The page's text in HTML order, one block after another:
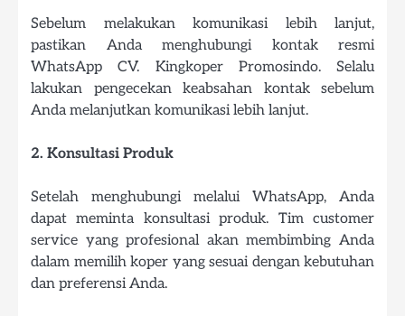
Sebelum melakukan komunikasi lebih lanjut,
pastikan Anda menghubungi kontak resmi
WhatsApp CV. Kingkoper Promosindo. Selalu
lakukan pengecekan keabsahan kontak sebelum
Anda melanjutkan komunikasi lebih lanjut.
2. Konsultasi Produk
Setelah menghubungi melalui WhatsApp, Anda
dapat meminta konsultasi produk. Tim customer
service yang profesional akan membimbing Anda
dalam memilih koper yang sesuai dengan kebutuhan
dan preferensi Anda.